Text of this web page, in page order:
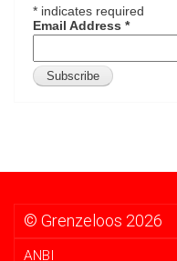
* indicates required
Email Address *
© Grenzeloos 2026
ANBI